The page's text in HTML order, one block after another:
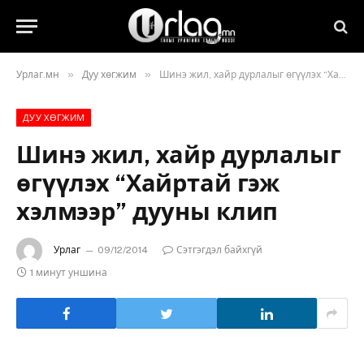
Урлаг.мн » Дуу хөгжим » Шинэ жил, хайр дурлалыг өгүүлэх “Хайртай гэж хэлмээр” дууны клип
ДУУ ХӨГЖИМ
Шинэ жил, хайр дурлалыг
өгүүлэх “Хайртай гэж
хэлмээр” дууны клип
Урлаг 09/12/2014
Сэтгэгдэл байхгүй
1 минут уншина